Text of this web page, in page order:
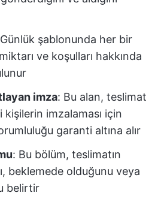
şablonunda her bir
ve koşulları hakkında
imza: Bu alan, teslimat
kişilerin imzalaması için
garanti altına alır
: Bu bölüm, teslimatın
beklemede olduğunu veya
belirtir